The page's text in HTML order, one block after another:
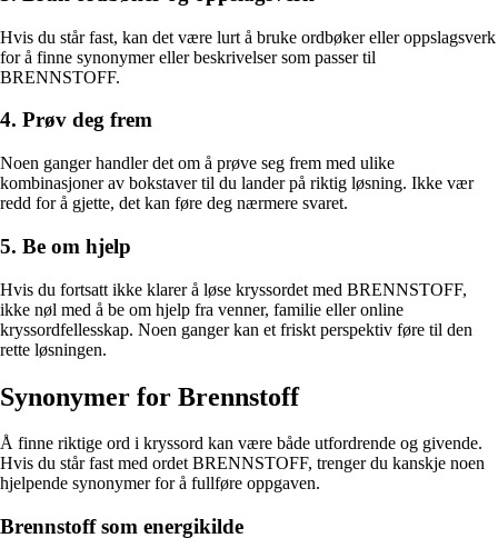
Hvis du står fast, kan det være lurt å bruke ordbøker eller oppslagsverk
for å finne synonymer eller beskrivelser som passer til
BRENNSTOFF.
4. Prøv deg frem
Noen ganger handler det om å prøve seg frem med ulike
kombinasjoner av bokstaver til du lander på riktig løsning. Ikke vær
redd for å gjette, det kan føre deg nærmere svaret.
5. Be om hjelp
Hvis du fortsatt ikke klarer å løse kryssordet med BRENNSTOFF,
ikke nøl med å be om hjelp fra venner, familie eller online
kryssordfellesskap. Noen ganger kan et friskt perspektiv føre til den
rette løsningen.
Synonymer for Brennstoff
Å finne riktige ord i kryssord kan være både utfordrende og givende.
Hvis du står fast med ordet BRENNSTOFF, trenger du kanskje noen
hjelpende synonymer for å fullføre oppgaven.
Brennstoff som energikilde